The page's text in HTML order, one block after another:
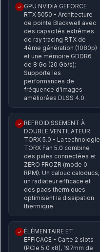
✓ GPU NVIDIA GEFORCE
RTX 5050 - Architecture
de pointe Blackwell avec
des capacités extrêmes
de ray tracing RTX de
4ème génération (1080p)
et une mémoire GDDR6
de 8 Go (20 Gb/s);
Supporte les
performances de
fréquence d'images
améliorées DLSS 4.0.
✓ REFROIDISSEMENT À
DOUBLE VENTILATEUR
TORX 5.0 - La technologie
TORX Fan 5.0 combine
des pales connectées et
ZERO FROZR (mode 0
RPM). Un calouc caloducs,
un radiateur efficace et
des pads thermiques
optimisent la dissipation
thermique.
✓ ÉLÉMENTAIRE ET
EFFICACE - Carte 2 slots
(PCIe 5.0 x8), 197mm de